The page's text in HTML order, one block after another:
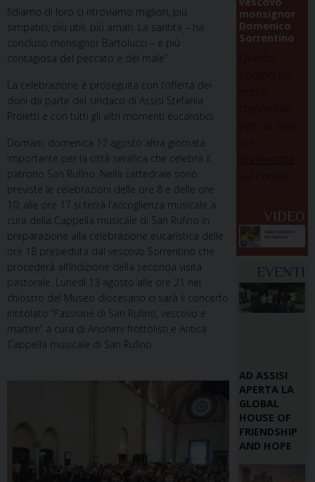
fidiamo di loro ci ritroviamo migliori, più
simpatici, più utili, più amati. La santità – ha
concluso monsignor Bartolucci – è più
contagiosa del peccato e del male”.
La celebrazione è proseguita con l’offerta dei
doni da parte del sindaco di Assisi Stefania
Proietti e con tutti gli altri momenti eucaristici.
Domani, domenica 12 agosto altra giornata
importante per la città serafica che celebra il
patrono San Rufino. Nella cattedrale sono
previste le celebrazioni delle ore 8 e delle ore
10; alle ore 17 si terrà l’accoglienza musicale a
cura della Cappella musicale di San Rufino in
preparazione alla celebrazione eucaristica delle
ore 18 presieduta dal vescovo Sorrentino che
procederà all’indizione della seconda visita
pastorale. Lunedì 13 agosto alle ore 21 nel
chiostro del Museo diocesano ci sarà il concerto
intitolato “Passione di San Rufino, vescovo e
martire” a cura di Anonimi frottolisti e Antica
Cappella musicale di San Rufino.
monsignor
Domenico
Sorrentino
VIDEO
EVENTI
AD ASSISI
APERTA LA
GLOBAL
HOUSE OF
FRIENDSHIP
AND HOPE